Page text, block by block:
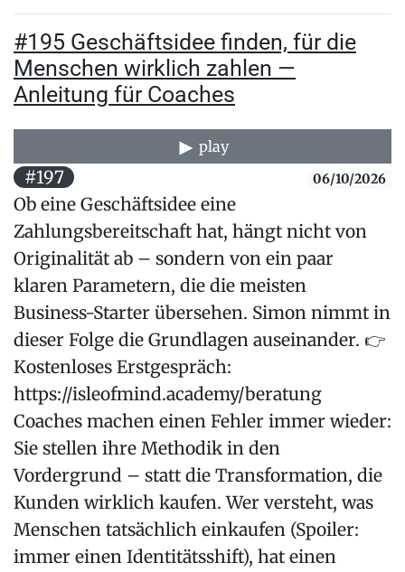
#195 Geschäftsidee finden, für die
Menschen wirklich zahlen —
Anleitung für Coaches
play
#197 06/10/2026
Ob eine Geschäftsidee eine
Zahlungsbereitschaft hat, hängt nicht von
Originalität ab – sondern von ein paar
klaren Parametern, die die meisten
Business-Starter übersehen. Simon nimmt in
dieser Folge die Grundlagen auseinander. 👉
Kostenloses Erstgespräch:
https://isleofmind.academy/beratung
Coaches machen einen Fehler immer wieder:
Sie stellen ihre Methodik in den
Vordergrund – statt die Transformation, die
Kunden wirklich kaufen. Wer versteht, was
Menschen tatsächlich einkaufen (Spoiler:
immer einen Identitätsshift), hat einen